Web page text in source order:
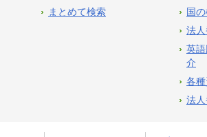
まとめて検索
国
法
英
介
各
法